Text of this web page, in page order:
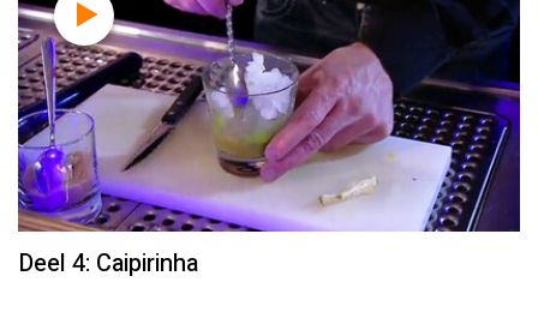
Deel 4: Caipirinha